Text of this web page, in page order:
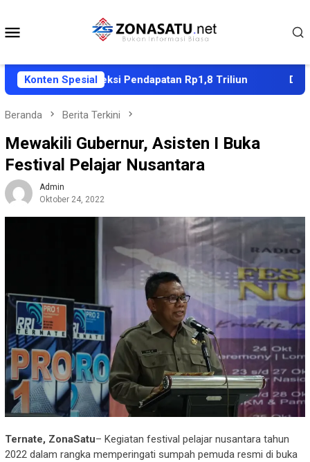
konten
Konten Spesial
2027, Proyeksi Pendapatan Rp1,8 Triliun Dubes
Beranda Berita Terkini
Mewakili Gubernur, Asisten I Buka
Festival Pelajar Nusantara
Admin
Oktober 24, 2022
Ternate, ZonaSatu– Kegiatan festival pelajar nusantara tahun
2022 dalam rangka memperingati sumpah pemuda resmi di buka